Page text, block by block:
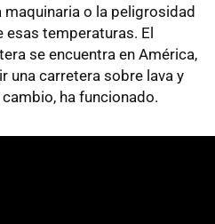
o la peligrosidad
esas temperaturas. El
se encuentra en América,
una carretera sobre lava y
ha funcionado.